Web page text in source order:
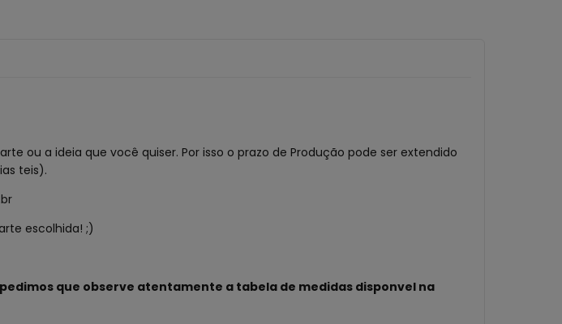
ou a ideia que você quiser. Por isso o prazo de Produção pode ser extendido
teis).
escolhida! ;)
que observe atentamente a tabela de medidas disponvel na